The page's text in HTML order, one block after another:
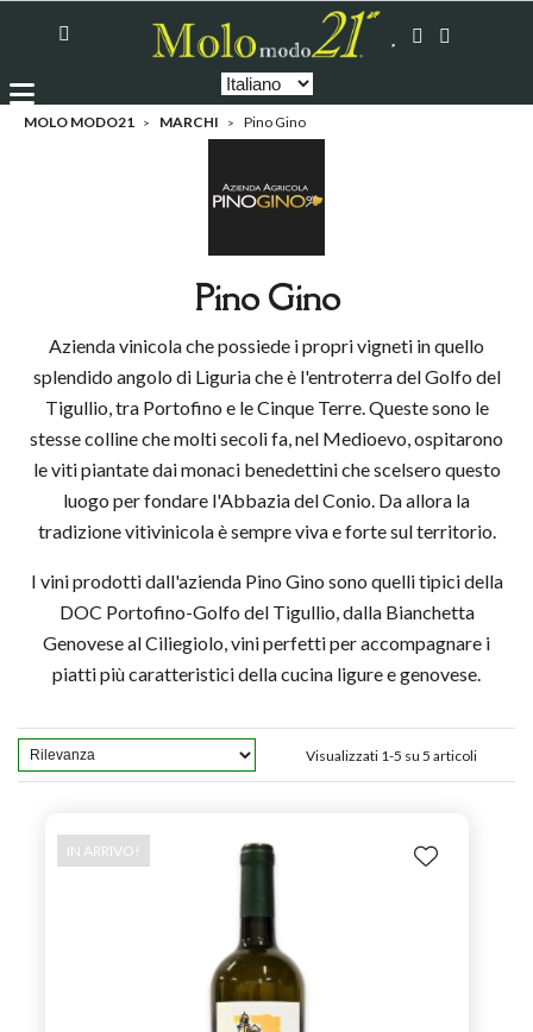
MOLO MODO21 MARCHI Pino Gino
Pino Gino
Azienda vinicola che possiede i propri vigneti in quello
splendido angolo di Liguria che è l'entroterra del Golfo del
Tigullio, tra Portofino e le Cinque Terre. Queste sono le
stesse colline che molti secoli fa, nel Medioevo, ospitarono
le viti piantate dai monaci benedettini che scelsero questo
luogo per fondare l'Abbazia del Conio. Da allora la
tradizione vitivinicola è sempre viva e forte sul territorio.
I vini prodotti dall'azienda Pino Gino sono quelli tipici della
DOC Portofino-Golfo del Tigullio, dalla Bianchetta
Genovese al Ciliegiolo, vini perfetti per accompagnare i
piatti più caratteristici della cucina ligure e genovese.
Visualizzati 1-5 su 5 articoli
IN ARRIVO!